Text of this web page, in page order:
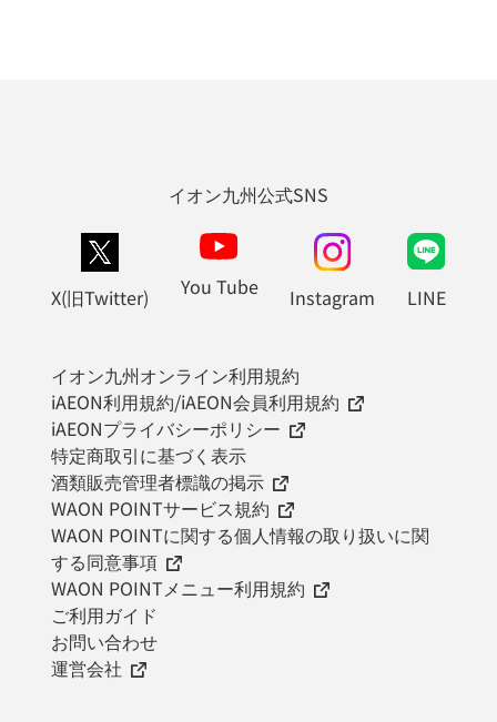
イオン九州公式SNS
X(旧Twitter) You Tube Instagram LINE
イオン九州オンライン利用規約
iAEON利用規約/iAEON会員利用規約
iAEONプライバシーポリシー
特定商取引に基づく表示
酒類販売管理者標識の掲示
WAON POINTサービス規約
WAON POINTに関する個人情報の取り扱いに関
する同意事項
WAON POINTメニュー利用規約
ご利用ガイド
お問い合わせ
運営会社